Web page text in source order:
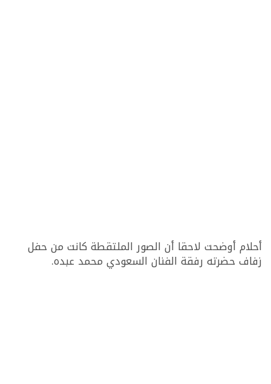
أحلام أوضحت لاحقا أن الصور الملتقطة كانت من حفل
زفاف حضرته رفقة الفنان السعودي محمد عبده.